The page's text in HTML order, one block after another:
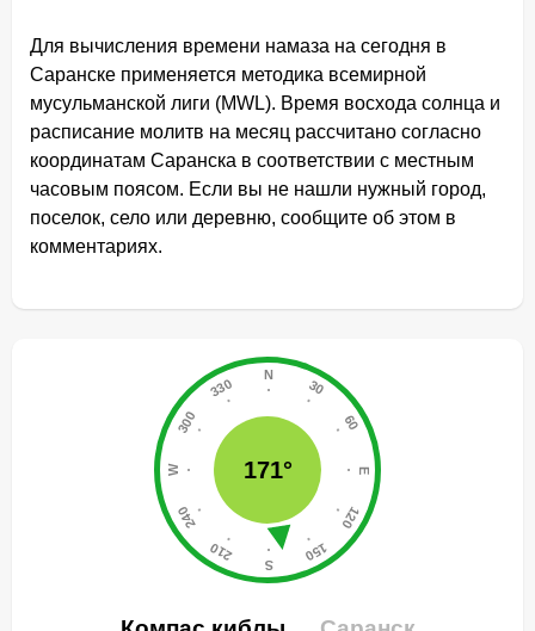
Для вычисления времени намаза на сегодня в
Саранске применяется методика всемирной
мусульманской лиги (MWL). Время восхода солнца и
расписание молитв на месяц рассчитано согласно
координатам Саранска в соответствии с местным
часовым поясом. Если вы не нашли нужный город,
поселок, село или деревню, сообщите об этом в
комментариях.
171°